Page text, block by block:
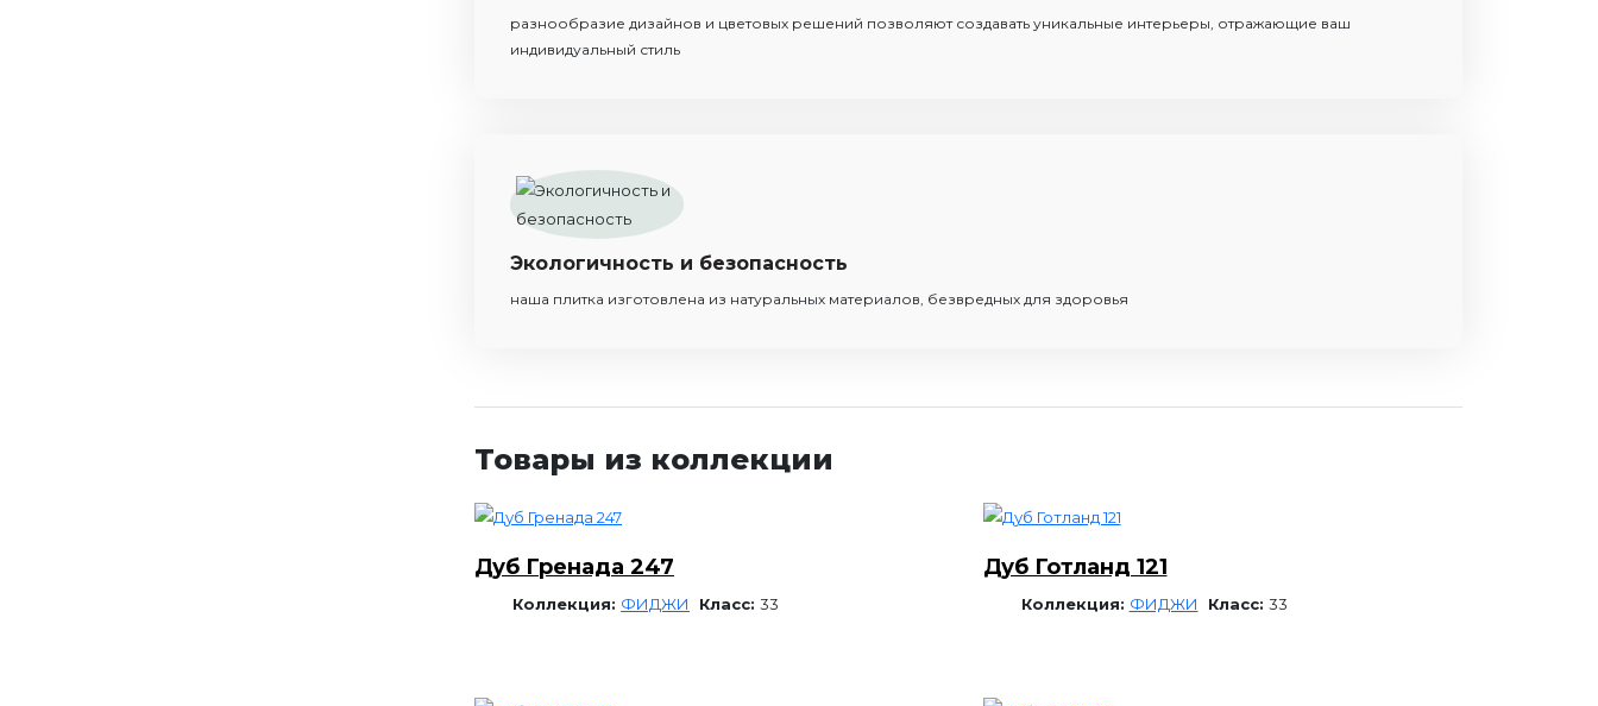
разнообразие дизайнов и цветовых решений позволяют создавать уникальные интерьеры, отражающие ваш
индивидуальный стиль
Экологичность и безопасность
наша плитка изготовлена из натуральных материалов, безвредных для здоровья
Товары из коллекции
Дуб Гренада 247
Коллекция: ФИДЖИ Класс: 33
Дуб Готланд 121
Коллекция: ФИДЖИ Класс: 33